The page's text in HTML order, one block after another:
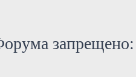
запрещено: